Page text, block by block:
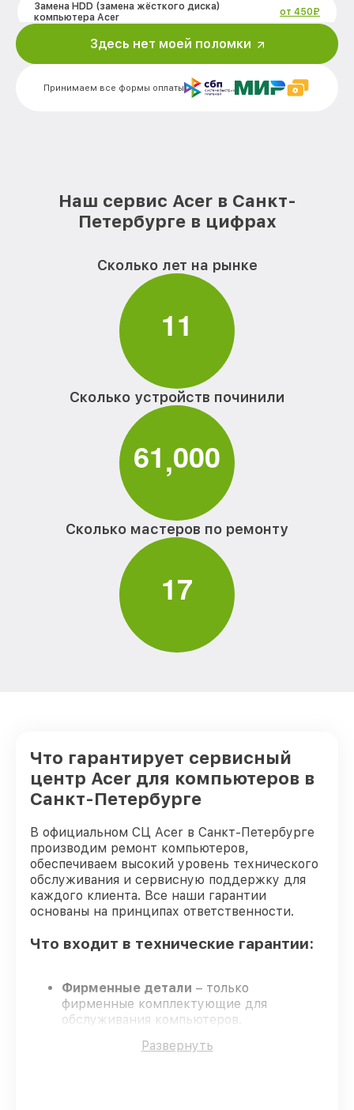
Замена HDD (замена жёсткого диска)
компьютера Acer
от 450₽
Замена блока питания компьютера Acer
Замена звуковой платы компьютера
Acer
от 700₽
Принимаем все формы оплаты
Здесь нет моей поломки
Наш сервис Acer в Санкт-
Петербурге в цифрах
Сколько лет на рынке
11
Сколько устройств починили
61,000
Сколько мастеров по ремонту
17
Что гарантирует сервисный
центр Acer для компьютеров в
Санкт-Петербурге
В официальном СЦ Acer в Санкт-Петербурге
производим ремонт компьютеров,
обеспечиваем высокий уровень технического
обслуживания и сервисную поддержку для
каждого клиента. Все наши гарантии
основаны на принципах ответственности.
Что входит в технические гарантии:
Фирменные детали – только
фирменные комплектующие для
обслуживания компьютеров.
специалисты с опытом и аттестацией.
Развернуть